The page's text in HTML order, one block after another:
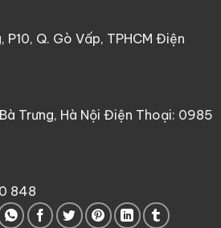
Q. Gò Vấp, TPHCM Điện
Trưng, Hà Nội Điện Thoại: 0985
848